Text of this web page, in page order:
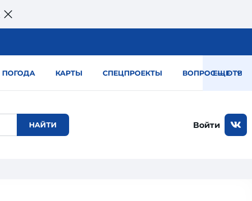
ПОГОДА КАРТЫ СПЕЦПРОЕКТЫ ВОПРОС — ОТВЕТ
ЕЩЕ
Войти